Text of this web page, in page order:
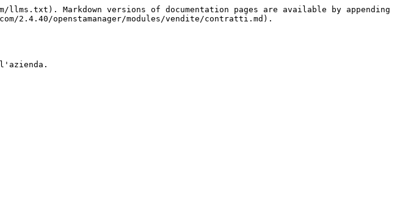
Markdown versions of documentation pages are available by appending
2.4.40/openstamanager/modules/vendite/contratti.md).